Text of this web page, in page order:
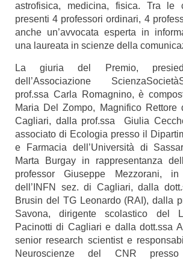
astrofisica, medicina, fisica. Tra le
presenti 4 professori ordinari, 4
anche un’avvocata esperta in
una laureata in scienze della
La giuria del Premio,
dell’Associazione
prof.ssa Carla Romagnino, è
Maria Del Zompo, Magnifico Rettore
Cagliari, dalla prof.ssa Giulia
associato di Ecologia presso il
e Farmacia dell’Università di
Marta Burgay in rappresentanza
professor Giuseppe Mezzorani, in
dell’INFN sez. di Cagliari, dalla
Brusin del TG Leonardo (RAI), dalla
Savona, dirigente scolastico del
Pacinotti di Cagliari e dalla dott.ssa
senior research scientist e
Neuroscienze del CNR